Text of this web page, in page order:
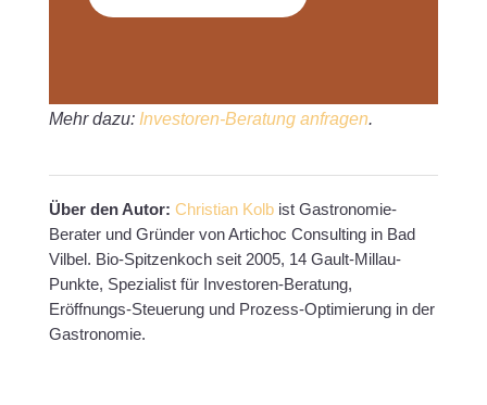
Mehr dazu: Investoren-Beratung anfragen.
Über den Autor: Christian Kolbist Gastronomie-
Berater und Gründer von Artichoc Consulting in Bad
Vilbel. Bio-Spitzenkoch seit 2005, 14 Gault-Millau-
Punkte, Spezialist für Investoren-Beratung,
Eröffnungs-Steuerung und Prozess-Optimierung in der
Gastronomie.